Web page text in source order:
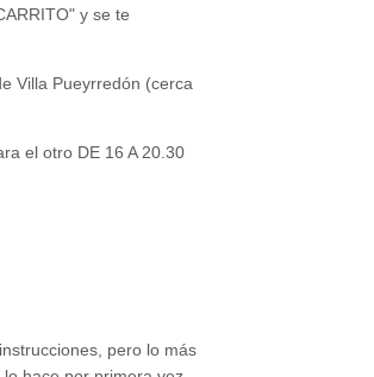
" y se te
Villa Pueyrredón (cerca
el otro DE 16 A 20.30
pero lo más